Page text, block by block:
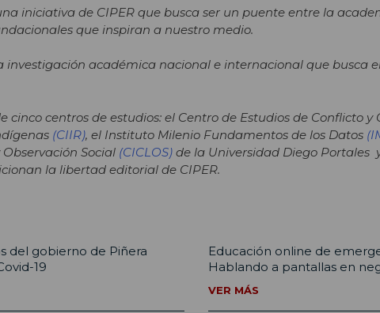
iniciativa de CIPER que busca ser un puente entre la
que inspiran a nuestro medio.
investigación académica nacional e internacional que busca
centros de estudios: el Centro de Estudios de Conflicto y
(CIIR), el Instituto Milenio Fundamentos de los Datos
Social (CICLOS) de la Universidad Diego Portales
la libertad editorial de CIPER.
del gobierno de Piñera
19
Educación online de
Hablando a pantallas en
VER MÁS